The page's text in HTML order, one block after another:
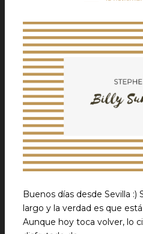
Buenos días desde Sevilla
largo y la verdad es que
Aunque hoy toca volver, lo